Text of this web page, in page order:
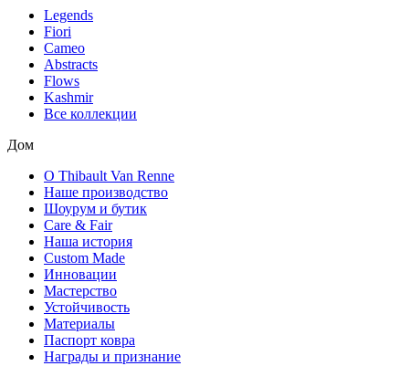
Legends
Fiori
Cameo
Abstracts
Flows
Kashmir
Все коллекции
Дом
О Thibault Van Renne
Наше производство
Шоурум и бутик
Care & Fair
Наша история
Custom Made
Инновации
Мастерство
Устойчивость
Материалы
Паспорт ковра
Награды и признание